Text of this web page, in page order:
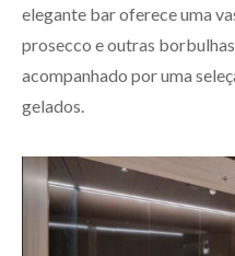
elegante bar oferece uma
prosecco e outras
acompanhado por uma
gelados.